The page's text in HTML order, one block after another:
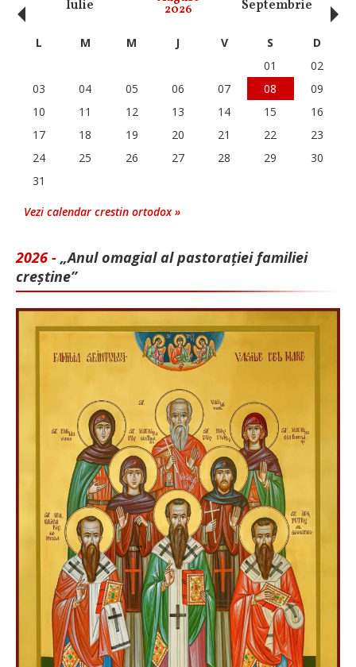
Iulie 2026 Septembrie
‹ L M M J V S
D
01
02
03
04 05 06 07 08
09
10
11 12 13 14 15
16
17
18 19 20 21 22
23
24
25 26 27 28 29
30
31
Vezi calendar crestin ortodox »
2026 - „Anul omagial al pastorației familiei
creștine”